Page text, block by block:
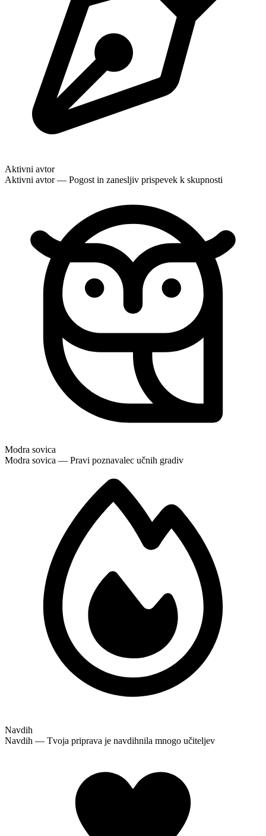
Aktivni avtor
Aktivni avtor — Pogost in zanesljiv prispevek k skupnosti
Modra sovica
Modra sovica — Pravi poznavalec učnih gradiv
Navdih
Navdih — Tvoja priprava je navdihnila mnogo učiteljev